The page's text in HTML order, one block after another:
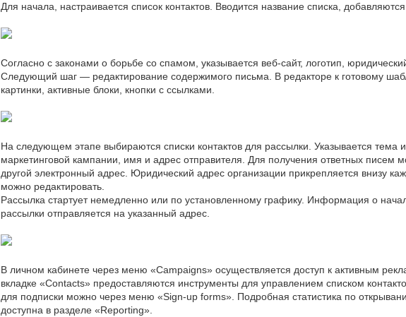
Для начала, настраивается список контактов. Вводится название списка,
Согласно с законами о борьбе со спамом, указывается веб-сайт, логотип,
Следующий шаг — редактирование содержимого письма. В редакторе к готовому
картинки, активные блоки, кнопки с ссылками.
На следующем этапе выбираются списки контактов для рассылки. Указывается тема
маркетинговой кампании, имя и адрес отправителя. Для получения ответных писем
другой электронный адрес. Юридический адрес организации прикрепляется внизу
можно редактировать.
Рассылка стартует немедленно или по установленному графику. Информация о
рассылки отправляется на указанный адрес.
В личном кабинете через меню «Campaigns» осуществляется доступ к активным
вкладке «Contacts» предоставляются инструменты для управлением списком
для подписки можно через меню «Sign-up forms». Подробная статистика по
доступна в разделе «Reporting».